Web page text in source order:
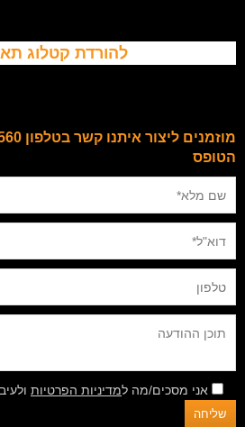
להורדת קטלוג
הטופס
אני מסכים/מה למדיניות הפרטיות